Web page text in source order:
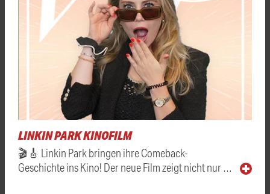
LINKIN PARK KINOFILM
🎬🎸 Linkin Park bringen ihre Comeback-
Geschichte ins Kino! Der neue Film zeigt nicht nur …